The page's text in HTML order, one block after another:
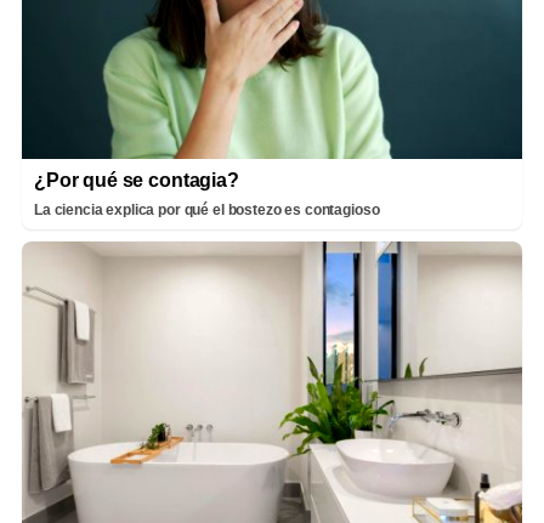
¿Por qué se contagia?
La ciencia explica por qué el bostezo es contagioso